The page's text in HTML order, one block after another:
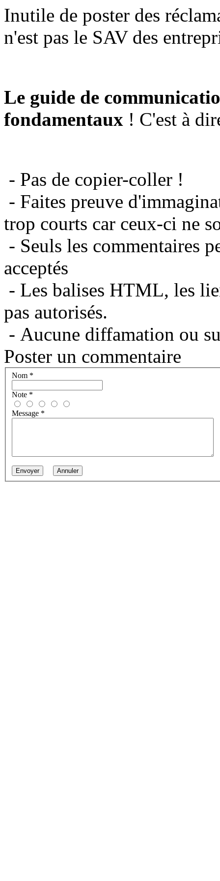
Inutile de poster des
n'est pas le SAV des
Le guide de
fondamentaux ! C'est à
- Pas de copier-coller !
- Faites preuve
trop courts car ceux-ci ne
- Seuls les commentaires
acceptés
- Les balises HTML, les
pas autorisés.
- Aucune diffamation ou
Poster un commentaire
Nom *
Note *
Message *